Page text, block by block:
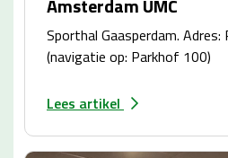
Sporthal Gaasperdam. Adres:
(navigatie op: Parkhof
Lees artikel